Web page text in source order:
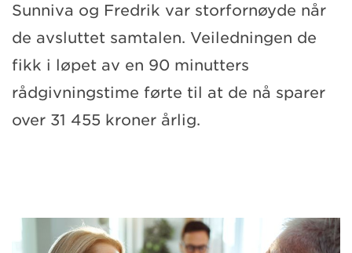
Sunniva og Fredrik var storfornøyde når
de avsluttet samtalen. Veiledningen de
fikk i løpet av en 90 minutters
rådgivningstime førte til at de nå sparer
over 31 455 kroner årlig.